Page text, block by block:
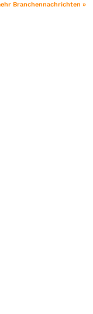
Branchennachrichten »